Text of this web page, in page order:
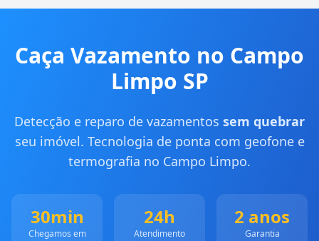
Caça Vazamento no Campo
Limpo SP
Detecção e reparo de vazamentos sem quebrar
seu imóvel. Tecnologia de ponta com geofone e
termografia no Campo Limpo.
30min
Chegamos em
24h
Atendimento
2 anos
Garantia